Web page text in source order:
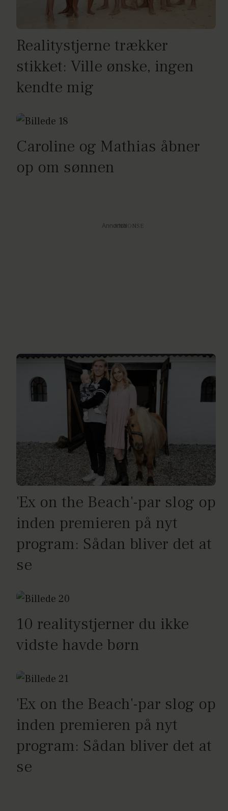
Realitystjerne trækker
stikket: Ville ønske, ingen
kendte mig
Caroline og Mathias åbner
op om sønnen
Annonce
'Ex on the Beach'-par slog op
inden premieren på nyt
program: Sådan bliver det at
se
10 realitystjerner du ikke
vidste havde børn
'Ex on the Beach'-par slog op
inden premieren på nyt
program: Sådan bliver det at
se